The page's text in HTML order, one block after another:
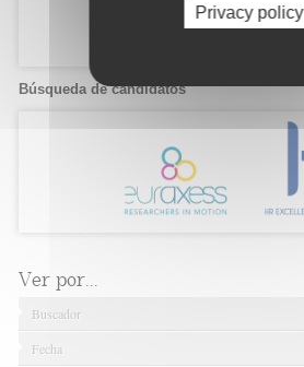
Búsqueda de candidatos
Ver por...
Buscador
Fecha
Privacy policy